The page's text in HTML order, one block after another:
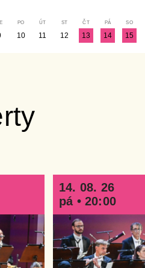
10 11 12 13 14 15
14. 08. 26
pá • 20:00